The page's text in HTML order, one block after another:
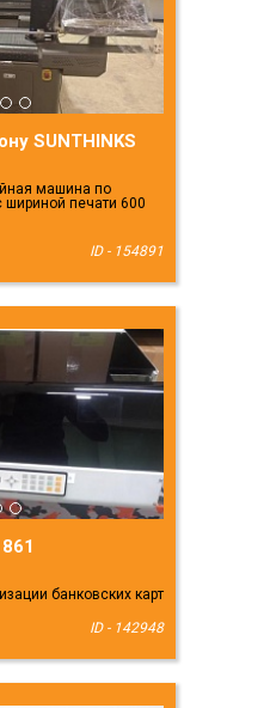
SUNTHINKS
машина по
шириной печати 600
ID - 154891
банковских карт
ID - 142948